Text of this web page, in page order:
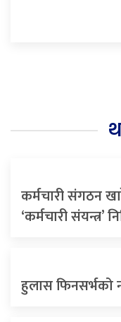
कर्मचारी संगठन
‘कर्मचारी संयन्त्र’
हुलास फिनसर्भको